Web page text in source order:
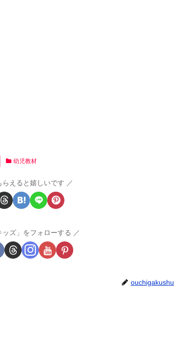
幼児教材
らえると嬉しいです
ッズ」をフォローする
ouchigakushu